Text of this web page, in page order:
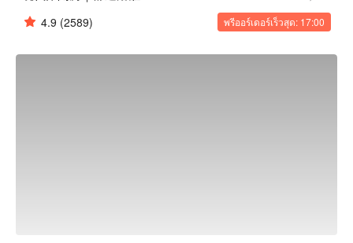
4.9 (2589) พรีออร์เดอร์เร็วสุด: 17:00